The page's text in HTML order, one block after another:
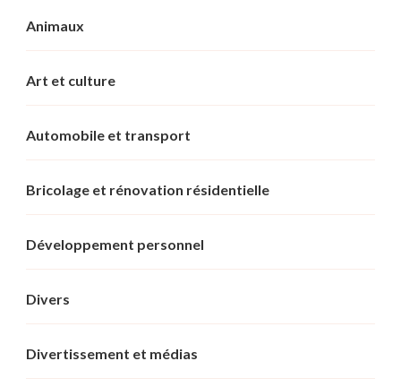
Animaux
Art et culture
Automobile et transport
Bricolage et rénovation résidentielle
Développement personnel
Divers
Divertissement et médias